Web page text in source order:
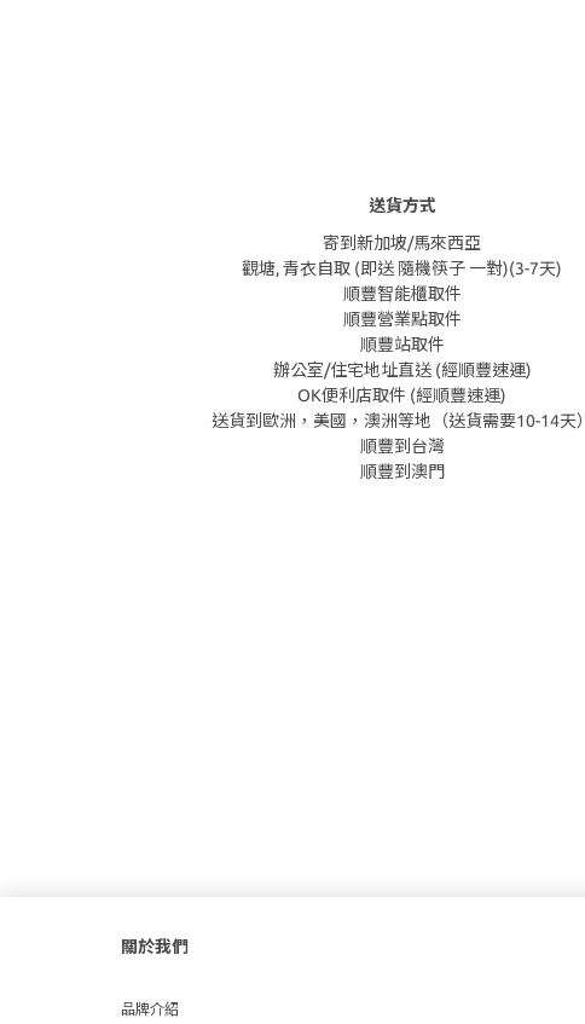
送貨方式
寄到新加坡/馬來西亞
觀塘, 青衣自取 (即送 隨機筷子 一對)(3-7天)
順豐智能櫃取件
順豐營業點取件
順豐站取件
辦公室/住宅地址直送 (經順豐速運)
OK便利店取件 (經順豐速運)
送貨到歐洲，美國，澳洲等地（送貨需要10-14天）
順豐到台灣
順豐到澳門
關於我們
品牌介紹